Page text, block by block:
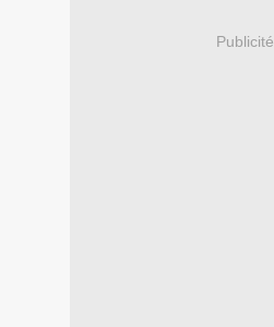
Publicité